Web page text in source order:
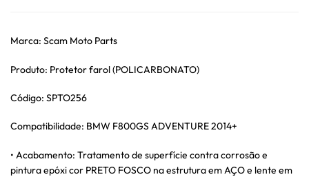
Marca: Scam Moto Parts
Produto: Protetor farol (POLICARBONATO)
Código: SPTO256
Compatibilidade: BMW F800GS ADVENTURE 2014+
• Acabamento: Tratamento de superfície contra corrosão e
pintura epóxi cor PRETO FOSCO na estrutura em AÇO e lente em